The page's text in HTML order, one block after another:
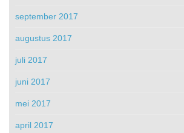
september 2017
augustus 2017
juli 2017
juni 2017
mei 2017
april 2017